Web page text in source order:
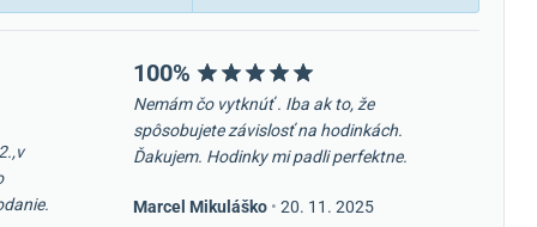
100%
Nemám čo vytknúť . Iba ak to, že
spôsobujete závislosť na hodinkách.
Ďakujem. Hodinky mi padli perfektne.
Marcel Mikuláško • 20. 11. 2025